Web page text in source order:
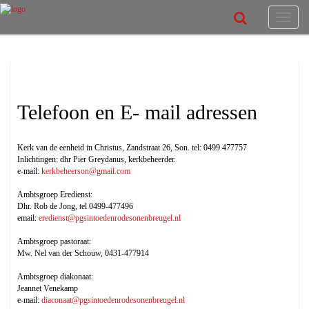
Telefoon enE- mail adressen
Kerk van de eenheid in Christus, Zandstraat 26, Son. tel: 0499 477757
Inlichtingen: dhr Pier Greydanus, kerkbeheerder.
e-mail:kerkbeheerson@gmail.com
Ambtsgroep Eredienst:
Dhr. Rob de Jong, tel 0499-477496
email:eredienst@pgsintoedenrodesonenbreugel.nl
Ambtsgroep pastoraat:
Mw. Nel van der Schouw, 0431-477914
Ambtsgroep diakonaat:
Jeannet Venekamp
e-mail:diaconaat@pgsintoedenrodesonenbreugel.nl